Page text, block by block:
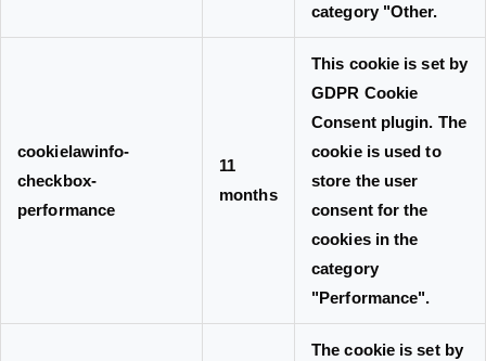
category "Other.
cookielawinfo-
checkbox-
performance
11
months
This cookie is set by
GDPR Cookie
Consent plugin. The
cookie is used to
store the user
consent for the
cookies in the
category
"Performance".
The cookie is set by